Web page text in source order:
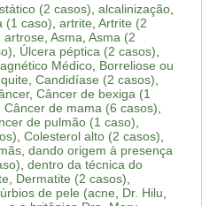
(2 casos) alcalinização,
(1 caso) artrite Artrite (2
artrose Asma Asma (2
Úlcera péptica (2 casos)
Médico, Borreliose ou
Candidíase (2 casos)
, Câncer de bexiga (1
Câncer de mama (6 casos)
de pulmão (1 caso)
Colesterol alto (2 casos)
, dando origem à presença
dentro da técnica do
Dermatite (2 casos)
de pele (acne Dr. Hilu